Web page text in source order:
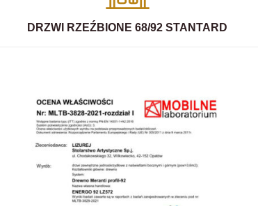
DRZWI RZEŹBIONE 68/92 STANTARD